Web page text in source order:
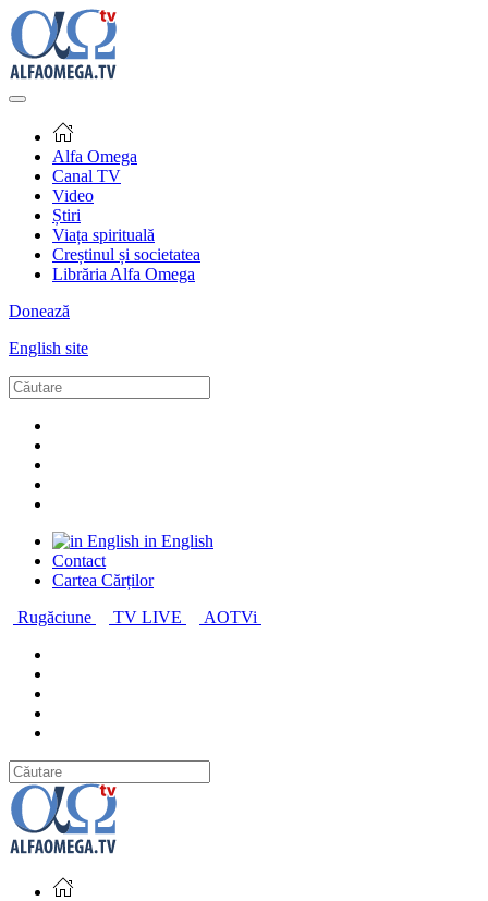
Alfa Omega
Canal TV
Video
Știri
Viața spirituală
Creștinul și societatea
Librăria Alfa Omega
Donează
English site
in English
Contact
Cartea Cărților
Rugăciune
TV LIVE AOTVi